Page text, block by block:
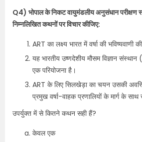
Q4) भोपाल के निकट वायुमंडलीय अनुसंधान
निम्नलिखित कथनों पर विचार कीजिए:
ART का लक्ष्य भारत में वर्षा की भविष्यवाणी
यह भारतीय उष्णदेशीय मौसम विज्ञान संस्थान
एक परियोजना है।
ART के लिए सिलखेड़ा का चयन उसकी
प्रमुख वर्षा-वाहक प्रणालियों के मार्ग के
उपर्युक्त में से कितने कथन सही हैं?
केवल एक